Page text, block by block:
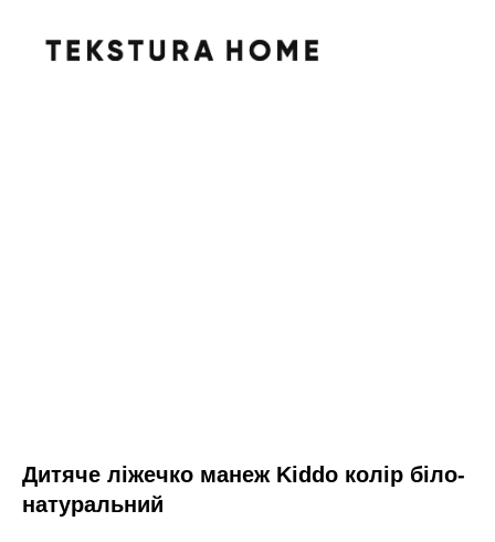
Дитяче ліжечко манеж Kiddo колір біло-
натуральний